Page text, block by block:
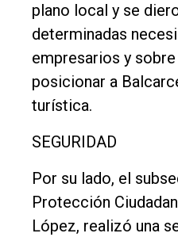
plano local y se
determinadas
empresarios y
posicionar a
turística.
SEGURIDAD
Por su lado, el
Protección
López, realizó una